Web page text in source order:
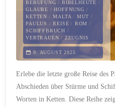
BERUFUNG / BIBELHEUTE /
GLAUBE /HOFFNUNG /
KETTEN /MALTA / MUT /
PAULUS /REISE / ROM /
SCHIFFBRUCH /
VERTRAUEN / ZEUGNIS
9. AUGUST 2025
Erlebe die letzte große Reise des
Abschieden über Stürme und
Worten in Ketten. Diese Reihe